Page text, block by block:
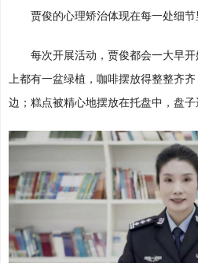
贾俊的心理矫治体现在每一处细节
每次开展活动，贾俊都会一大早
上都有一盆绿植，咖啡摆放得整整齐
边；糕点被精心地摆放在托盘中，盘子